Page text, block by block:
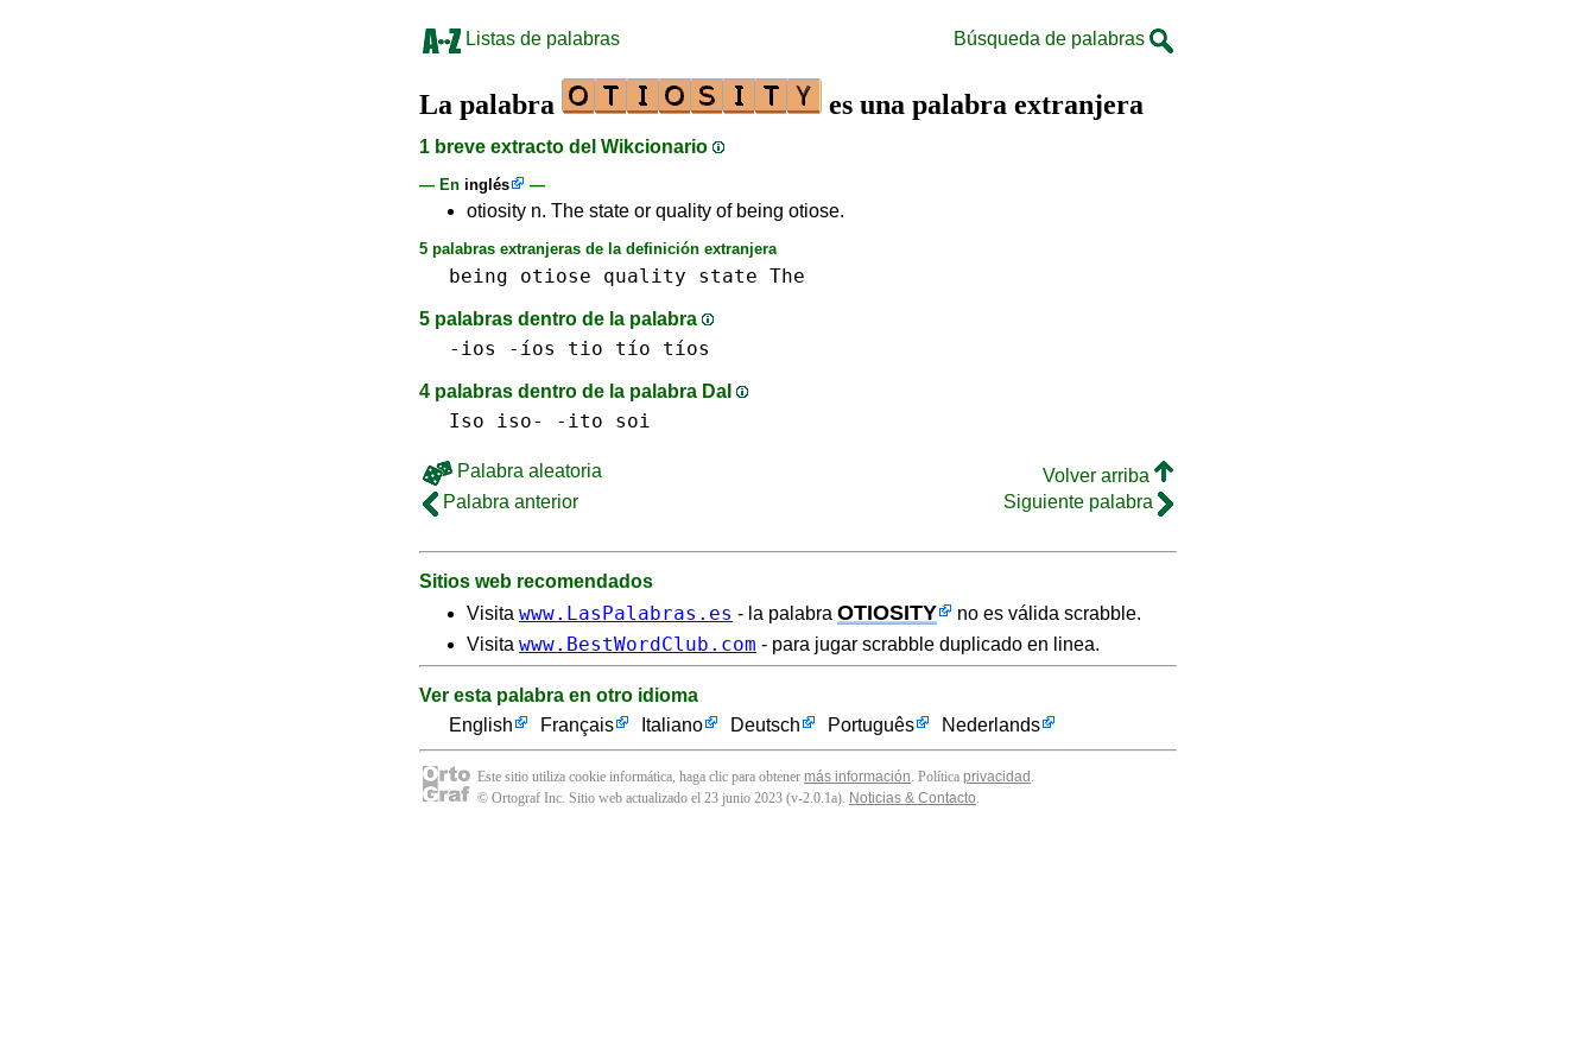
Listas de palabras Búsqueda de palabras
La palabra es una palabra extranjera
1 breve extracto del Wikcionario
— En inglés —
otiosity n. The state or quality of being otiose.
5 palabras extranjeras de la definición extranjera
being otiose quality state The
5 palabras dentro de la palabra
-ios -íos tio tío tíos
4 palabras dentro de la palabra DaI
Iso iso- -ito soi
Palabra aleatoria
Volver arriba
Palabra anterior
Siguiente palabra
Sitios web recomendados
Visita www.LasPalabras.es - la palabra OTIOSITY
no es válida scrabble.
Visita www.BestWordClub.com - para jugar scrabble duplicado en linea.
Ver esta palabra en otro idioma
English
Français Italiano Deutsch Português Nederlands
Este sitio utiliza cookie informática, haga clic para obtener más información. Política privacidad .
© Ortograf Inc. Sitio web actualizado el 23 junio 2023 (v-2.0.1a). Noticias & Contacto.